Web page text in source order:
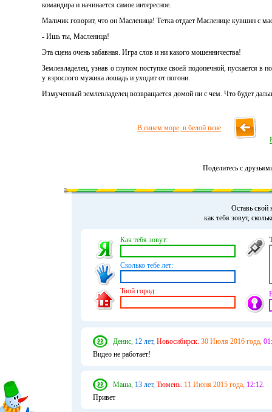
командира и начинается самое интересное.
Мальчик говорит, что он Масленица! Тетка отдает Масленице кувшин с
- Ишь ты, Масленица!
Эта сцена очень забавная. Игра слов и ни какого мошенничества!
Землевладелец, узнав о глупом поступке своей подопечной, пускается
у взрослого мужика лошадь и уходит от погони.
Измученный землевладелец возвращается домой ни с чем. Что будет
В синем море, в белой пене
Поделитесь с
Оставь свой
как тебя зовут,
Как тебя зовут:
Сколько тебе лет:
Твой город:
Денис, 12 лет, Новосибирск. 30 Июля 2016 года,
Видео не работает!
Маша, 13 лет, Тюмень. 11 Июня 2015 года, 12:12.
Привет